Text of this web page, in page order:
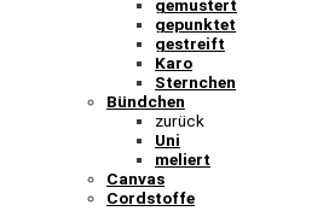
gemustert
gepunktet
gestreift
Karo
Sternchen
Bündchen
zurück
Uni
meliert
Canvas
Cordstoffe